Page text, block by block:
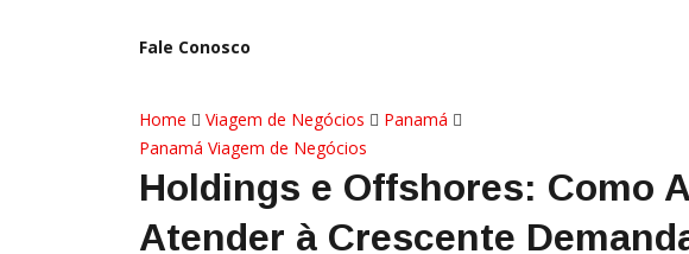
Fale Conosco
Home Viagem de Negócios
Panamá
Panamá Viagem de Negócios
Holdings e Offshores: Como
Atender à Crescente